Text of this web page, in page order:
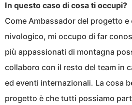
In questo caso di cosa ti occupi?
Come Ambassador del progetto
nivologico, mi occupo di far
più appassionati di montagna
collaboro con il resto del team in
ed eventi internazionali. La cosa
progetto è che tutti possiamo